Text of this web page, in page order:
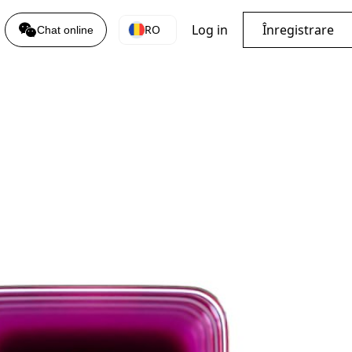
Chat online RO Log in Înregistrare